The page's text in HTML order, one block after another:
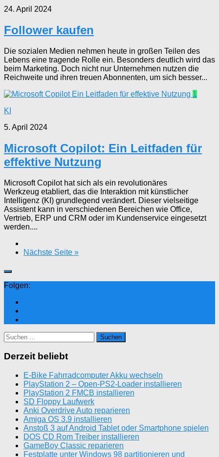
24. April 2024
Follower kaufen
Die sozialen Medien nehmen heute in großen Teilen des
Lebens eine tragende Rolle ein. Besonders deutlich wird das
beim Marketing. Doch nicht nur Unternehmen nutzen die
Reichweite und ihren treuen Abonnenten, um sich besser...
1
KI
5. April 2024
Microsoft Copilot: Ein Leitfaden für
effektive Nutzung
Microsoft Copilot hat sich als ein revolutionäres
Werkzeug etabliert, das die Interaktion mit künstlicher
Intelligenz (KI) grundlegend verändert. Dieser vielseitige
Assistent kann in verschiedenen Bereichen wie Office,
Vertrieb, ERP und CRM oder im Kundenservice eingesetzt
werden....
Nächste Seite »
Folgen:
Suchen
nach:
Derzeit beliebt
E-Bike Fahrradcomputer Akku wechseln
PlayStation 2 – Open-PS2-Loader installieren
PlayStation 2 FMCB installieren
SD Floppy Laufwerk
Anki Overdrive Auto reparieren
Amiga OS 3.9 installieren
Anstoß 3 auf Android Tablet oder Smartphone spielen
DOS CD Rom Treiber installieren
GameBoy Classic reparieren
Festplatte unter Windows 98 partitionieren und